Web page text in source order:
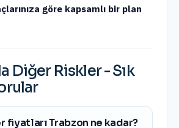
göre kapsamlı bir plan
Diğer Riskler- Sık
fiyatları Trabzon ne kadar?